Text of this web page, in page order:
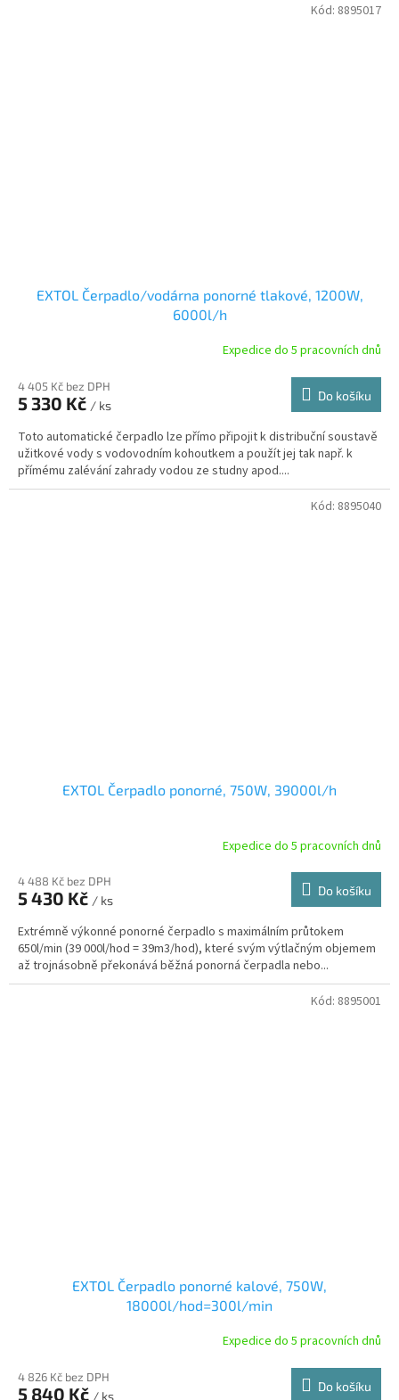
EXTOL Čerpadlo/vodárna ponorné tlakové, 1200W,
6000l/h
Expedice do 5 pracovních dnů
4 405 Kč bez DPH
5 330 Kč / ks
Do košíku
Toto automatické čerpadlo lze přímo připojit k distribuční soustavě
užitkové vody s vodovodním kohoutkem a použít jej tak např. k
přímému zalévání zahrady vodou ze studny apod....
Kód: 8895017
EXTOL Čerpadlo ponorné, 750W, 39000l/h
Expedice do 5 pracovních dnů
4 488 Kč bez DPH
5 430 Kč / ks
Do košíku
Extrémně výkonné ponorné čerpadlo s maximálním průtokem
650l/min (39 000l/hod = 39m3/hod), které svým výtlačným objemem
až trojnásobně překonává běžná ponorná čerpadla nebo...
Kód: 8895040
EXTOL Čerpadlo ponorné kalové, 750W,
18000l/hod=300l/min
Expedice do 5 pracovních dnů
4 826 Kč bez DPH
5 840 Kč / ks
Do košíku
Kód: 8895001